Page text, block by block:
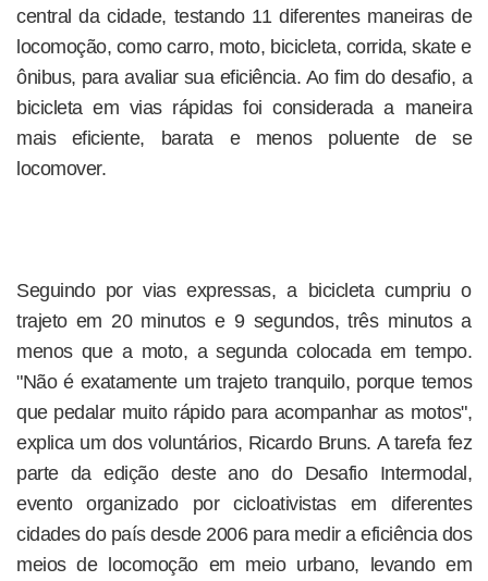
central da cidade, testando 11 diferentes maneiras de
locomoção, como carro, moto, bicicleta, corrida, skate e
ônibus, para avaliar sua eficiência. Ao fim do desafio, a
bicicleta em vias rápidas foi considerada a maneira
mais eficiente, barata e menos poluente de se
locomover.
Seguindo por vias expressas, a bicicleta cumpriu o
trajeto em 20 minutos e 9 segundos, três minutos a
menos que a moto, a segunda colocada em tempo.
"Não é exatamente um trajeto tranquilo, porque temos
que pedalar muito rápido para acompanhar as motos",
explica um dos voluntários, Ricardo Bruns. A tarefa fez
parte da edição deste ano do Desafio Intermodal,
evento organizado por cicloativistas em diferentes
cidades do país desde 2006 para medir a eficiência dos
meios de locomoção em meio urbano, levando em